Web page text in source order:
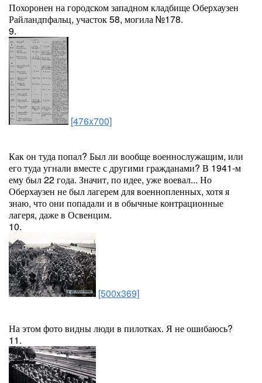
Похоронен на городском западном кладбище Оберхаузен
Райландпфальц, участок 58, могила №178.
9.
[476x700]
Как он туда попал? Был ли вообще военнослужащим, или
его туда угнали вместе с другими гражданами? В 1941-м
ему был 22 года. Значит, по идее, уже воевал... Но
Оберхаузен не был лагерем для военнопленных, хотя я
знаю, что они попадали и в обычные контрационные
лагеря, даже в Освенцим.
10.
[500x369]
На этом фото видны люди в пилотках. Я не ошибаюсь?
11.